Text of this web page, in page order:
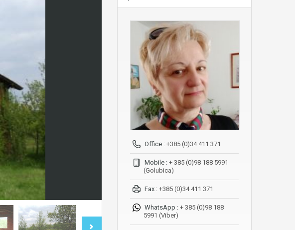
Office : +385 (0)34 411 371
Mobile : + 385 (0)98 188 5991
(Golubica)
Fax : +385 (0)34 411 371
WhatsApp : + 385 (0)98 188
5991 (Viber)